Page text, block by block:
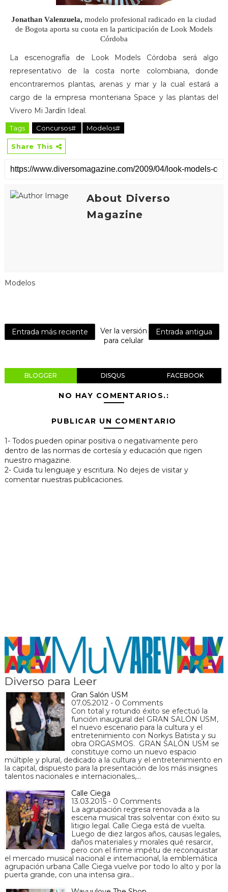
Jonathan Valenzuela, modelo profesional radicado en la ciudad
de Bogota aporta su cuota en la participación de Look Models
Córdoba
La escenografía de Look Models Córdoba será algo
representativo de la costa norte colombiana, donde
encontraremos plantas, arenas y mar y la cual estará a
cargo de la empresa monteriana Space y las plantas del
Vivero Mi Jardín Ideal.
Tags Concursos# Modelos#
Share This
About Diverso
Magazine
Modelos
Entrada más reciente Entrada antigua
Ver la versión
para celular
BLOGGER DISQUS FACEBOOK
NO HAY COMENTARIOS.:
PUBLICAR UN COMENTARIO
1- Todos pueden opinar positiva o negativamente pero
dentro de las normas de cortesía y educación que rigen
nuestro magazine.
2- Cuida tu lenguaje y escritura. No dejes de visitar y
comentar nuestras publicaciones.
Diverso para Leer
Gran Salón USM
07.05.2012 - 0 Comments
Con total y rotundo éxito se efectuó la
función inaugural del GRAN SALÓN USM,
el nuevo escenario para la cultura y el
entretenimiento con Norkys Batista y su
obra ORGASMOS. GRAN SALÓN USM se
constituye como un nuevo espacio
múltiple y plural, dedicado a la cultura y el entretenimiento en
la capital, dispuesto para la presentación de los más insignes
talentos nacionales e internacionales,…
Calle Ciega
13.03.2015 - 0 Comments
La agrupación regresa renovada a la
escena musical tras solventar con éxito su
litigio legal. Calle Ciega está de vuelta.
Luego de diez largos años, causas legales,
daños materiales y morales qué resarcir,
pero con el firme impétu de reconquistar
el mercado musical nacional e internacional, la emblemática
agrupación urbana Calle Ciega vuelve por todo lo alto y por la
puerta grande, con una intensa gira…